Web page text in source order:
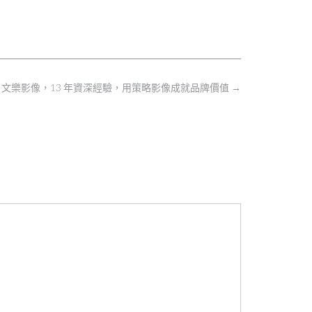
樂影像，13 年資深經驗，用策略影像成就品牌價值 →